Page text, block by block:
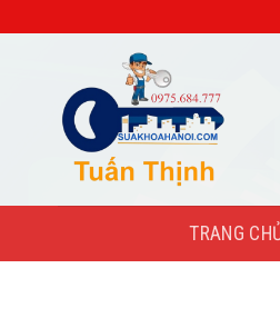
đến
TRANG